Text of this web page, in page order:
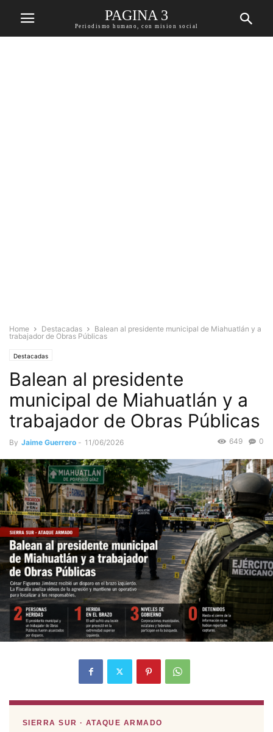
PAGINA 3
Periodismo humano, con mision social
Home Destacadas
Balean al presidente municipal de Miahuatlán y a
trabajador de Obras Públicas
Destacadas
Balean al presidente
municipal de Miahuatlán y a
trabajador de Obras Públicas
By Jaime Guerrero - 11/06/2026 0
649
SIERRA SUR · ATAQUE ARMADO